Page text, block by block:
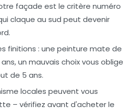
façade est le critère numéro
claque au sud peut devenir
finitions : une peinture mate de
un mauvais choix vous oblige
de 5 ans.
locales peuvent vous
– vérifiez avant d'acheter le